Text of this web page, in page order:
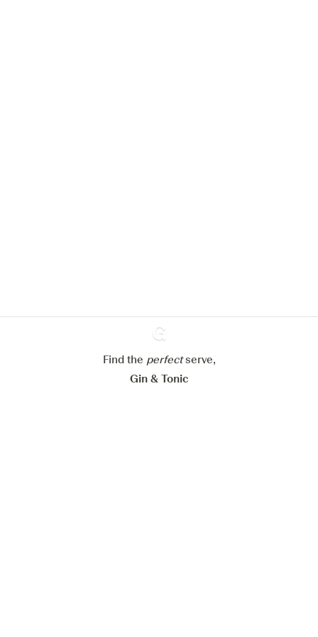
Ginventory
Find the perfectserve,
Gin & Tonic
Alle Cookies akzeptieren